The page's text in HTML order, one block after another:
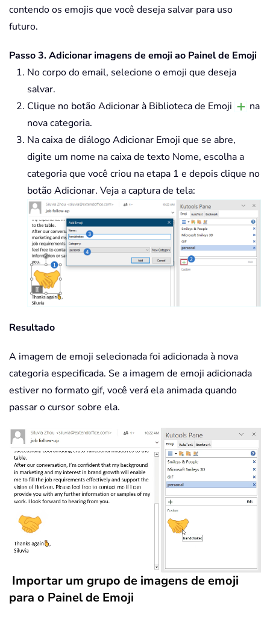
contendo os emojis que você deseja salvar para uso
futuro.
Passo 3. Adicionar imagens de emoji ao Painel de Emoji
No corpo do email, selecione o emoji que deseja
salvar.
Clique no botão Adicionar à Biblioteca de Emoji
na
nova categoria.
Na caixa de diálogo Adicionar Emoji que se abre,
digite um nome na caixa de texto Nome, escolha a
categoria que você criou na etapa 1 e depois clique no
botão Adicionar. Veja a captura de tela:
Resultado
A imagem de emoji selecionada foi adicionada à nova
categoria especificada. Se a imagem de emoji adicionada
estiver no formato gif, você verá ela animada quando
passar o cursor sobre ela.
Importar um grupo de imagens de emoji
para o Painel de Emoji